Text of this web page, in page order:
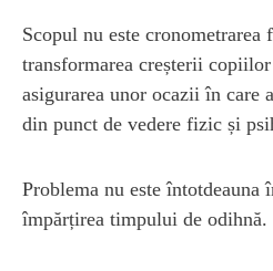
Scopul nu este
transformarea creșterii
asigurarea unor ocazii în care
din punct de vedere fizic și
Problema nu este întotdeauna
împărțirea timpului de odihnă.